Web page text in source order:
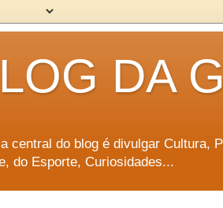
DA
central do blog é divulgar Cultura,
do Esporte, Curiosidades...